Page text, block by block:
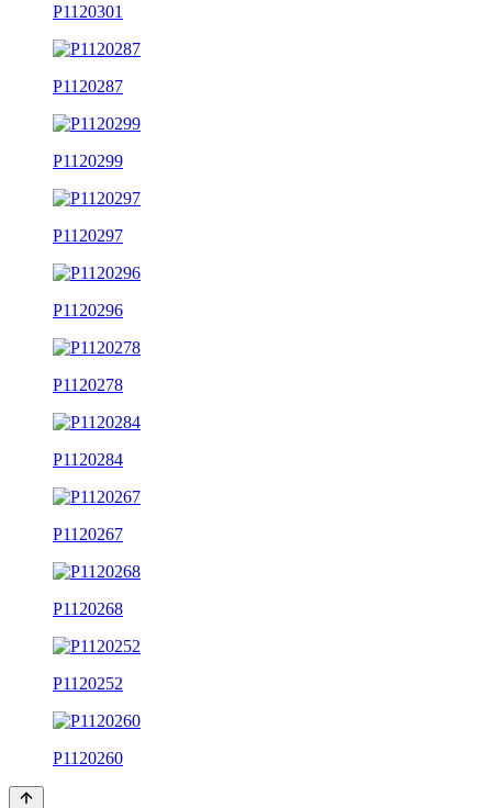
P1120301
P1120287
P1120299
P1120297
P1120296
P1120278
P1120284
P1120267
P1120268
P1120252
P1120260